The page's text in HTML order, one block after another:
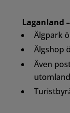
Laganland
Älgpark
Älgshop
Även